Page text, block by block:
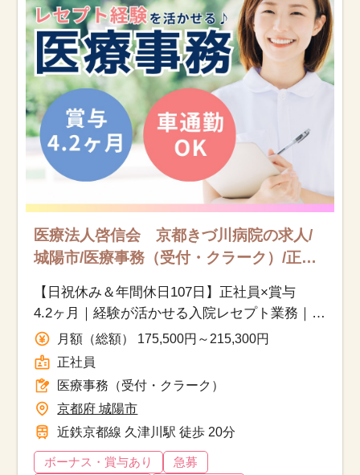
医療事務求人ドットコムとは
サイトの使い方
就職サポート
人材をお探しの医療機関・企業様
運営会社
医療法人啓信会 京都きづ川病院の求人/
城陽市/医療事務（受付・クラーク）/正社
員
【日祝休み＆年間休日107日】正社員×賞与
4.2ヶ月｜経験が活かせる入院レセプト業務｜車
通勤・育休取得実績あり
月額（総額） 175,500円～215,300円
正社員
医療事務（受付・クラーク）
京都府 城陽市
近鉄京都線 久津川駅 徒歩 20分
ボーナス・賞与あり
急募